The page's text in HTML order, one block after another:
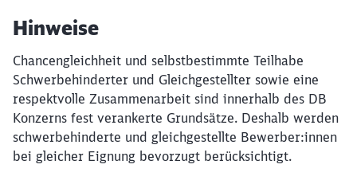
Hinweise
Chancengleichheit und selbstbestimmte Teilhabe
Schwerbehinderter und Gleichgestellter sowie eine
respektvolle Zusammenarbeit sind innerhalb des DB
Konzerns fest verankerte Grundsätze. Deshalb werden
schwerbehinderte und gleichgestellte Bewerber:innen
bei gleicher Eignung bevorzugt berücksichtigt.